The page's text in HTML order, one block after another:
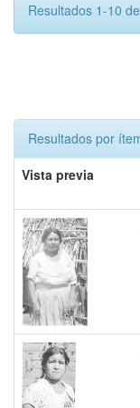
Resultados 1-10
Resultados por
Vista previa